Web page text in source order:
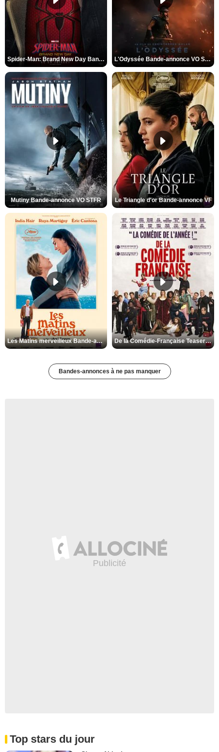
Spider-Man: Brand New Day Bande-annonce VO STFR L'Odyssée Bande-annonce VO STFR
Mutiny Bande-annonce VO STFR Le Triangle d'or Bande-annonce VF
Les Matins merveilleux Bande-annonce VF De la Comédie-Française Teaser VF
Bandes-annonces à ne pas manquer
Top stars du jour